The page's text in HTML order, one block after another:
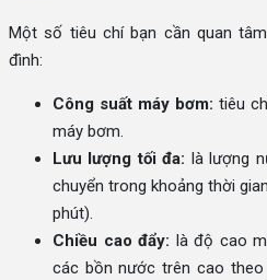
Một số tiêu chí bạn cần quan
đình:
Công suất máy bơm: tiêu
máy bơm.
Lưu lượng tối đa: là lượng
chuyển trong khoảng thời
phút).
Chiều cao đẩy: là độ cao
các bồn nước trên cao